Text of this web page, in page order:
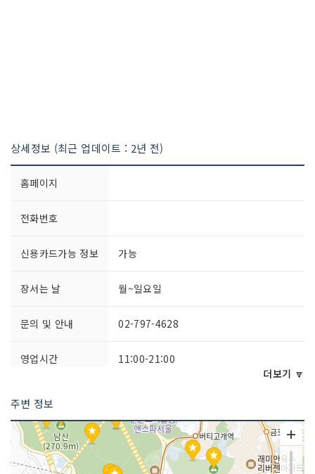
상세정보 (최근 업데이트 : 2년 전)
홈페이지
전화번호
신용카드가능 정보 가능
장서는 날 월~일요일
문의 및 안내 02-797-4628
영업시간 11:00-21:00
판매 품목 남성의류
매장안내 환급서비스 제공방식 : 사후
더보기 🔽
주변 정보